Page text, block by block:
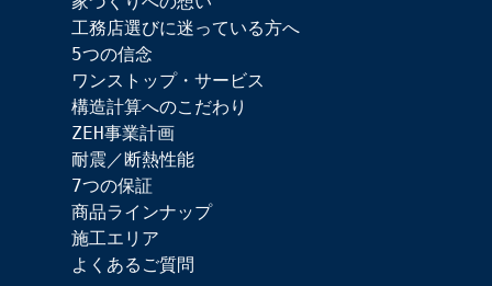
工務店選びに迷っている方へ
5つの信念
ワンストップ・サービス
構造計算へのこだわり
ZEH事業計画
耐震／断熱性能
7つの保証
商品ラインナップ
施工エリア
よくあるご質問